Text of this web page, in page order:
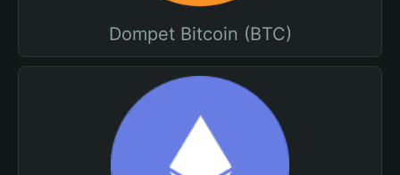
Dompet Bitcoin (BTC)